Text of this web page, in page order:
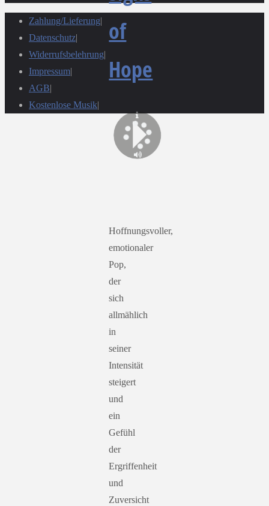
of
Hope
Hoffnungsvoller,
emotionaler
Pop,
der
sich
allmählich
in
seiner
Intensität
steigert
und
ein
Gefühl
der
Ergriffenheit
und
Zuversicht
Zahlung/Lieferung|
Datenschutz|
Widerrufsbelehrung|
Impressum|
AGB|
Kostenlose Musik|